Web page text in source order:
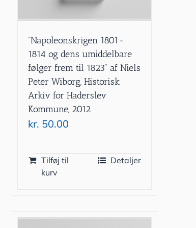
”Napoleonskrigen 1801-
1814 og dens umiddelbare
følger frem til 1823” af Niels
Peter Wiborg, Historisk
Arkiv for Haderslev
Kommune, 2012
kr. 50.00
Tilføj til
kurv
Detaljer